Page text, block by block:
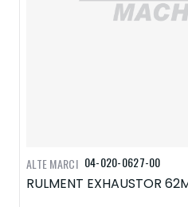
04-020-0627-00
ALTE MARCI